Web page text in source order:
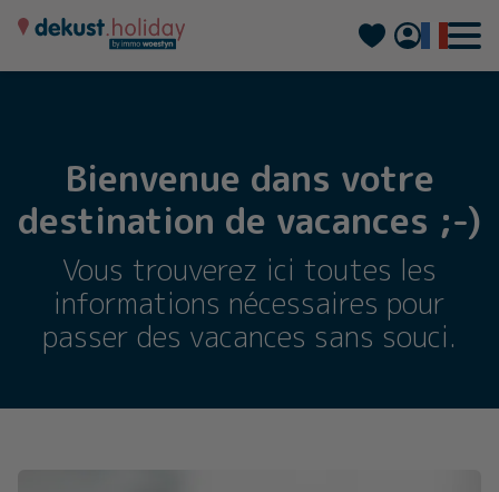
Deutsch
Bienvenue dans votre
destination de vacances ;-)
Vous trouverez ici toutes les
informations nécessaires pour
passer des vacances sans souci.